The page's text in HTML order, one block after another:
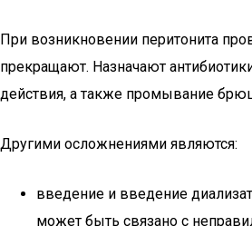
При возникновении перитонита
прекращают. Назначают
действия, а также промывание
Другими осложнениями являются:
введение и введение
может быть связано с